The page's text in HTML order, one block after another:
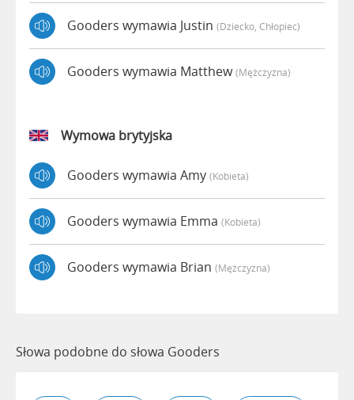
Gooders wymawia Justin (dziecko, Chłopiec)
Gooders wymawia Matthew(mężczyzna)
Wymowa brytyjska
Gooders wymawia Amy (kobieta)
Gooders wymawia Emma (kobieta)
Gooders wymawia Brian (mężczyzna)
Słowa podobne do słowa Gooders